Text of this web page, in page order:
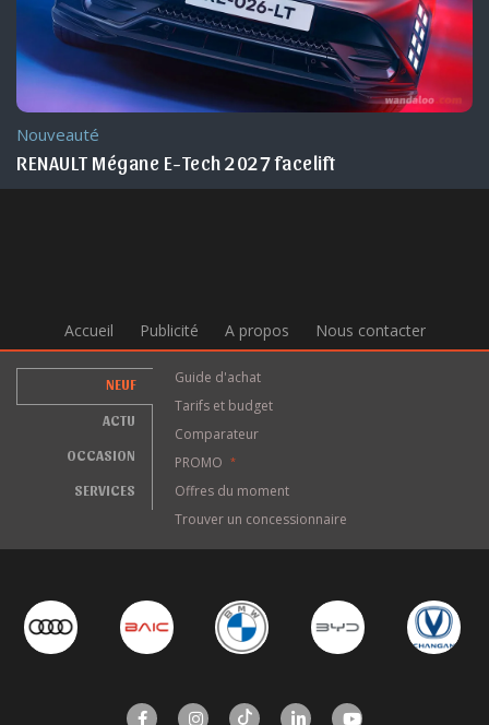
DEEPAL G318 2026 Maroc
Accueil Publicité A propos Nous contacter
NEUF
ACTU
OCCASION
SERVICES
Guide d'achat
Tarifs et budget
Comparateur
PROMO
*
Offres du moment
Trouver un concessionnaire